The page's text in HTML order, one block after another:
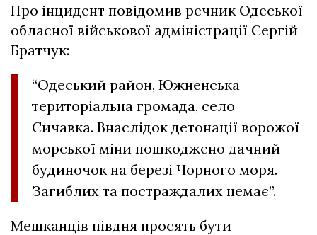
Про інцидент повідомив речник Одеської
обласної військової адміністрації Сергій
Братчук:
“Одеський район, Южненська
територіальна громада, село
Сичавка. Внаслідок детонації ворожої
морської міни пошкоджено дачний
будиночок на березі Чорного моря.
Загиблих та постраждалих немає”.
Мешканців півдня просять бути